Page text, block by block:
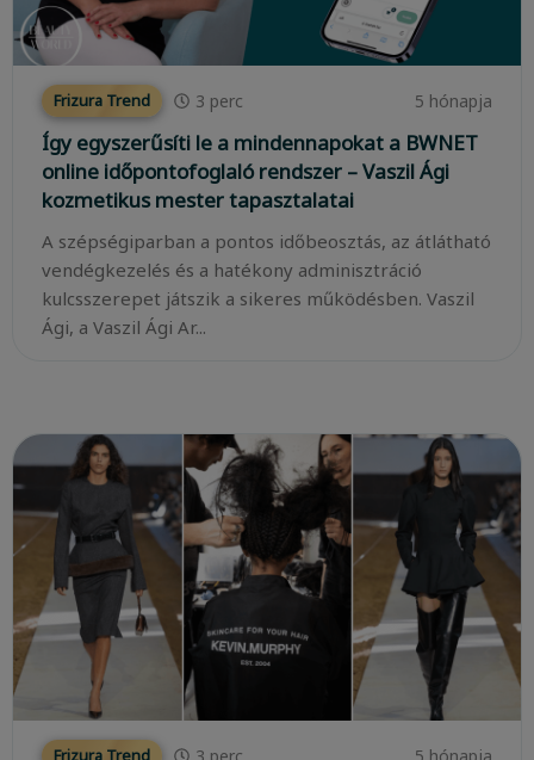
Frizura Trend 3 perc 5 hónapja
Így egyszerűsíti le a mindennapokat a BWNET
online időpontofoglaló rendszer – Vaszil Ági
kozmetikus mester tapasztalatai
A szépségiparban a pontos időbeosztás, az átlátható
vendégkezelés és a hatékony adminisztráció
kulcsszerepet játszik a sikeres működésben. Vaszil
Ági, a Vaszil Ági Ar...
Frizura Trend 3 perc 5 hónapja